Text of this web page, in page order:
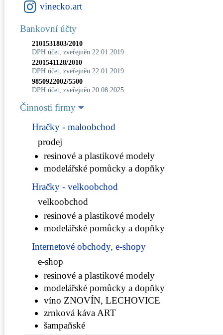
vinecko.art
Bankovní účty
2101531803/2010
DPH účet, zveřejněn 22.01.2019
2201541128/2010
DPH účet, zveřejněn 22.01.2019
9850922002/5500
DPH účet, zveřejněn 20.08.2025
Činnosti firmy
Hračky - maloobchod
prodej
resinové a plastikové modely
modelářské pomůcky a dopňky
Hračky - velkoobchod
velkoobchod
resinové a plastikové modely
modelářské pomůcky a dopňky
Internetové obchody, e-shopy
e-shop
resinové a plastikové modely
modelářské pomůcky a dopňky
víno ZNOVÍN, LECHOVICE
zrnková káva ART
šampaňské